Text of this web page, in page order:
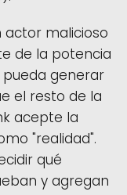
actor malicioso
de la potencia
generar
el resto de la
acepte la
"realidad".
qué
y agregan